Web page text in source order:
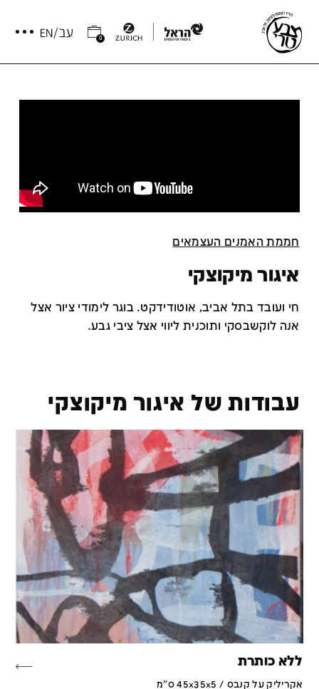
0
חממת האמנים העצמאים
איגור מיקוצקי
חי ועובד בתל אביב, אוטודידקט. בוגר לימודי ציור אצל
אנה לוקשבסקי ותוכנית ליווי אצל ציבי גבע.
עבודות של איגור מיקוצקי
ללא כותרת
אקריליק על קנבס / 45x35x5 ס''מ